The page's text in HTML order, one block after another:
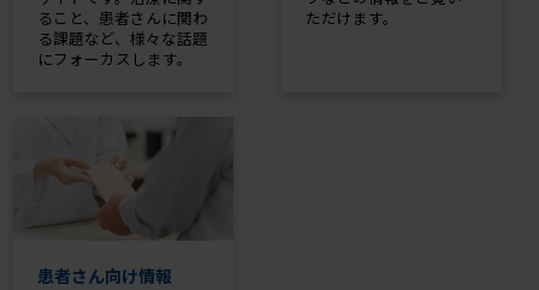
ること、患者さんに関わ
る課題など、様々な話題
にフォーカスします。
ただけます。
患者さん向け情報